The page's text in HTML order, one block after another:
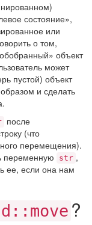
состояние»,
или
о том,
объект
может
пустой) объект
и сделать
после
(что
перемещения).
переменную
str ,
ее, если она нам
?